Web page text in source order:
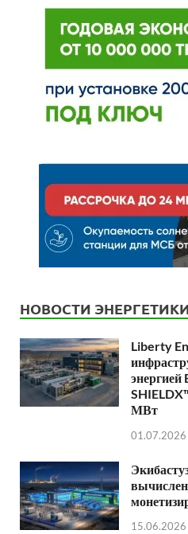
НОВОСТИ
Liberty
энергией
МВт
01.07.2026
15.06.2026